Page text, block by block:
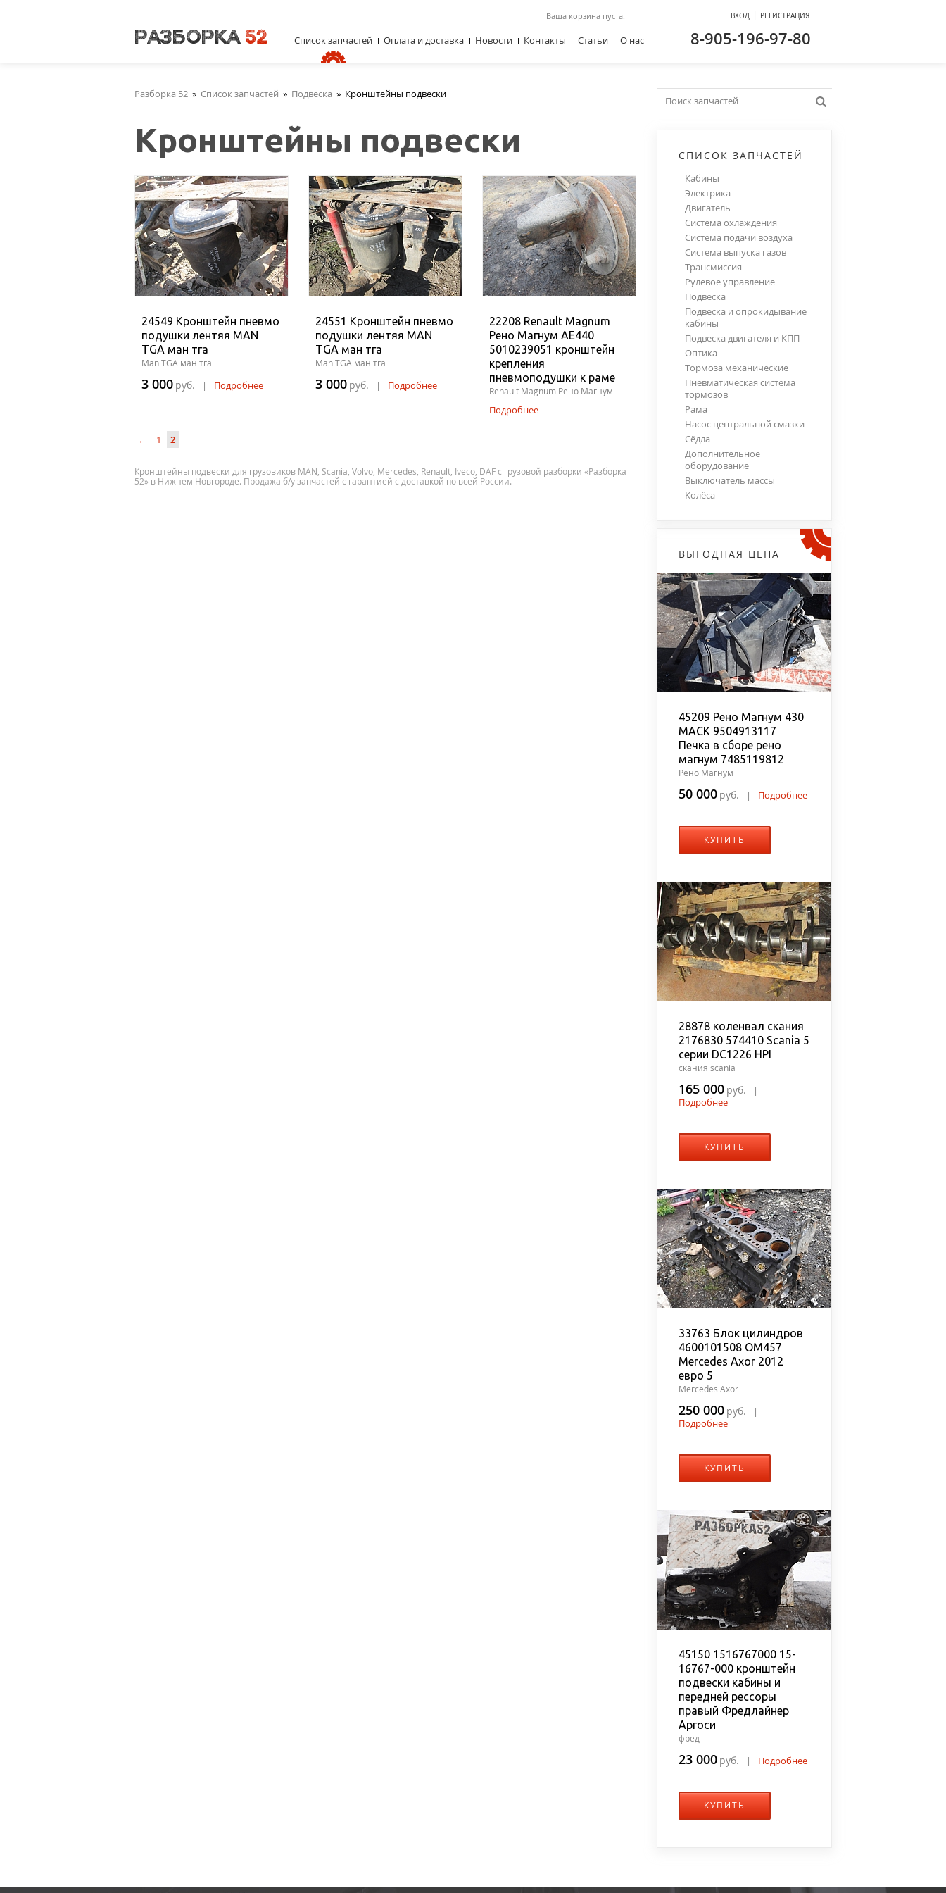
Разборка 52 » Список запчастей » Подвеска » Кронштейны подвески
Кронштейны подвески
24549 Кронштейн пневмо
подушки лентяя MAN
TGA ман тга
Man TGA ман тга
3 000 руб. | Подробнее
24551 Кронштейн пневмо
подушки лентяя MAN
TGA ман тга
Man TGA ман тга
3 000 руб. | Подробнее
22208 Renault Magnum
Рено Магнум AE440
5010239051 кронштейн
крепления
пневмоподушки к раме
Renault Magnum Рено Магнум
Подробнее
← 1 2
Кронштейны подвески для грузовиков MAN, Scania, Volvo, Mercedes, Renault, Iveco, DAF с грузовой разборки «Разборка
52» в Нижнем Новгороде. Продажа б/у запчастей с гарантией с доставкой по всей России.
СПИСОК ЗАПЧАСТЕЙ
Кабины
Электрика
Двигатель
Система охлаждения
Система подачи воздуха
Система выпуска газов
Трансмиссия
Рулевое управление
Подвеска
Подвеска и опрокидывание
кабины
Подвеска двигателя и КПП
Оптика
Тормоза механические
Пневматическая система
тормозов
Рама
Насос центральной смазки
Сёдла
Дополнительное
оборудование
Выключатель массы
Колёса
ВЫГОДНАЯ ЦЕНА
45209 Рено Магнум 430
MACK 9504913117
Печка в сборе рено
магнум 7485119812
Рено Магнум
50 000 руб. | Подробнее
КУПИТЬ
28878 коленвал скания
2176830 574410 Scania 5
серии DC1226 HPI
скания scania
165 000 руб.
|
Подробнее
КУПИТЬ
33763 Блок цилиндров
4600101508 OM457
Mercedes Axor 2012
евро 5
Mercedes Axor
250 000 руб.
|
Подробнее
КУПИТЬ
45150 1516767000 15-
16767-000 кронштейн
подвески кабины и
передней рессоры
правый Фредлайнер
Аргоси
фред
23 000 руб. | Подробнее
КУПИТЬ
Ваша корзина пуста. ВХОД | РЕГИСТРАЦИЯ
8-905-196-97-80
Список запчастей Оплата и доставка Новости Контакты Статьи О нас